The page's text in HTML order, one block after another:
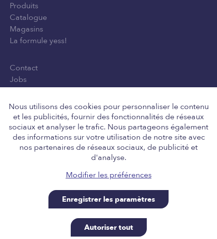
Nous utilisons des cookies pour personnaliser le contenu
et les publicités, fournir des fonctionnalités de réseaux
sociaux et analyser le trafic. Nous partageons également
des informations sur votre utilisation de notre site avec
nos partenaires de réseaux sociaux, de publicité et
d'analyse.
Modifier les préférences
Enregistrer les paramètres
Autoriser tout
Produits
Catalogue
Magasins
La formule yess!
Contact
Jobs
Conditions générales d'utilisation
Suivez-nous
Retail Team nv, Engelstraat 8, 8211 Aartrijke BE
0646.705.037, tel 050 14 01 10, info@yess.be. A site
powered by SiteManager, for our good friends at yess!